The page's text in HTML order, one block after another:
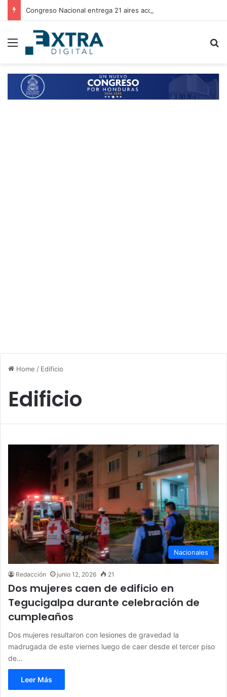
Menu
Home / Edificio
Edificio
Nacionales
Redacción junio 12, 2026 21
Dos mujeres caen de edificio en
Tegucigalpa durante celebración de
cumpleaños
Dos mujeres resultaron con lesiones de gravedad la
madrugada de este viernes luego de caer desde el tercer piso
de…
Leer Más